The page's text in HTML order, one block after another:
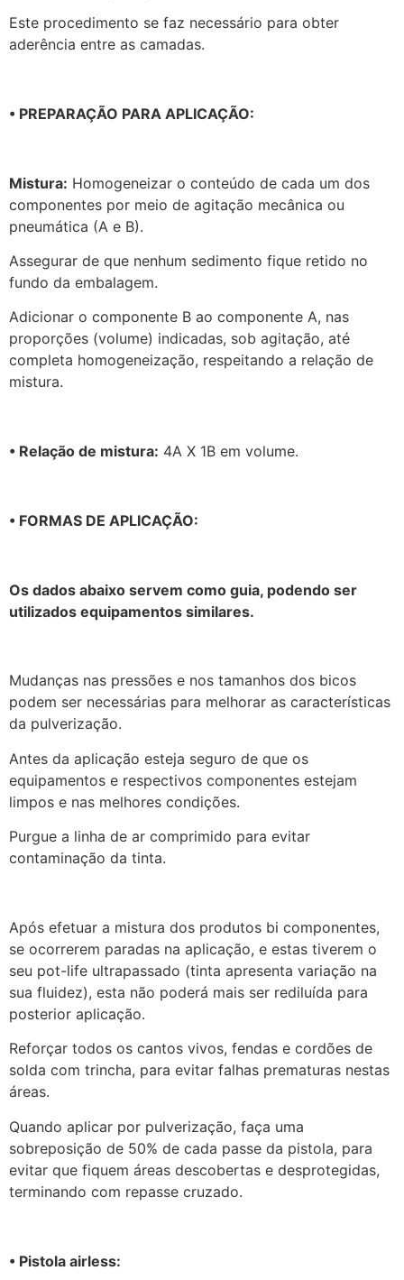
Este procedimento se faz necessário para obter
aderência entre as camadas.
• PREPARAÇÃO PARA APLICAÇÃO:
Mistura: Homogeneizar o conteúdo de cada um dos
componentes por meio de agitação mecânica ou
pneumática (A e B).
Assegurar de que nenhum sedimento fique retido no
fundo da embalagem.
Adicionar o componente B ao componente A, nas
proporções (volume) indicadas, sob agitação, até
completa homogeneização, respeitando a relação de
mistura.
• Relação de mistura: 4A X 1B em volume.
• FORMAS DE APLICAÇÃO:
Os dados abaixo servem como guia, podendo ser
utilizados equipamentos similares.
Mudanças nas pressões e nos tamanhos dos bicos
podem ser necessárias para melhorar as características
da pulverização.
Antes da aplicação esteja seguro de que os
equipamentos e respectivos componentes estejam
limpos e nas melhores condições.
Purgue a linha de ar comprimido para evitar
contaminação da tinta.
Após efetuar a mistura dos produtos bi componentes,
se ocorrerem paradas na aplicação, e estas tiverem o
seu pot-life ultrapassado (tinta apresenta variação na
sua fluidez), esta não poderá mais ser rediluída para
posterior aplicação.
Reforçar todos os cantos vivos, fendas e cordões de
solda com trincha, para evitar falhas prematuras nestas
áreas.
Quando aplicar por pulverização, faça uma
sobreposição de 50% de cada passe da pistola, para
evitar que fiquem áreas descobertas e desprotegidas,
terminando com repasse cruzado.
• Pistola airless: